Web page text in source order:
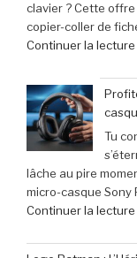
clavier ? Cette
copier-coller de
Continuer la lecture
:
Tu
lâche au pire
micro-casque Sony
Continuer la lecture